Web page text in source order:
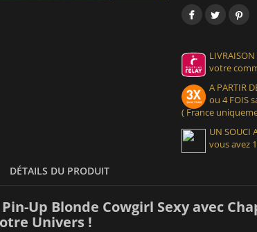
LIVRAISON
votre
A PARTIR
ou 4 FOIS
( France
UN SOUCI
vous avez
DÉTAILS DU PRODUIT
Up Blonde Cowgirl Sexy avec
Univers !